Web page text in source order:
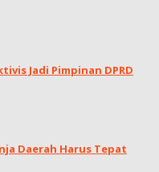
Jadi Pimpinan DPRD
Daerah Harus Tepat